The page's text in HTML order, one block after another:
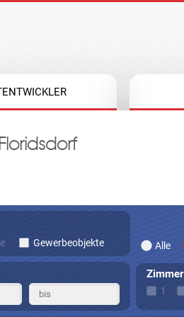
Gewerbeobjekte Alle
Zimmer
1